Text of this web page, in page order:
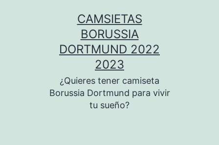
CAMSIETAS
BORUSSIA
DORTMUND 2022
2023
¿Quieres tener camiseta
Borussia Dortmund para vivir
tu sueño?